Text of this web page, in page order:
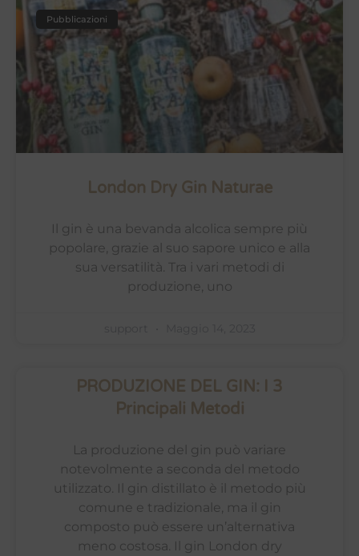
Pubblicazioni
London Dry Gin Naturae
Il gin è una bevanda alcolica sempre più
popolare, grazie al suo sapore unico e alla
sua versatilità. Tra i vari metodi di
produzione, uno
PRODUZIONE DEL GIN: I 3
Principali Metodi
La produzione del gin può variare
notevolmente a seconda del metodo
utilizzato. Il gin distillato è il metodo più
comune e tradizionale, ma il gin
composto può essere un’alternativa
meno costosa. Il gin London dry